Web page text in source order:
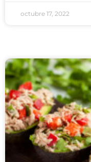
octubre 17, 2022